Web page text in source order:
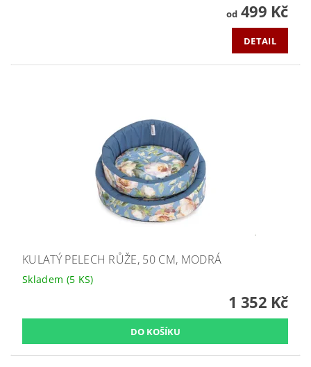
od499 Kč
DETAIL
KULATÝ PELECH RŮŽE, 50 CM, MODRÁ
Skladem (5 KS)
1 352 Kč